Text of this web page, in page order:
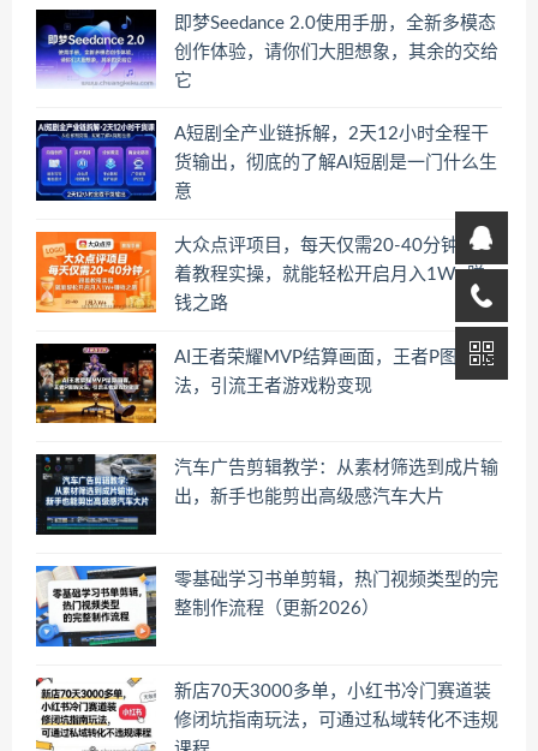
即梦Seedance 2.0使用手册，全新多模态
创作体验，请你们大胆想象，其余的交给
它
A短剧全产业链拆解，2天12小时全程干
货输出，彻底的了解AI短剧是一门什么生
意
大众点评项目，每天仅需20-40分钟，跟
着教程实操，就能轻松开启月入1W+賺
钱之路
AI王者荣耀MVP结算画面，王者P图新玩
法，引流王者游戏粉变现
汽车广告剪辑教学：从素材筛选到成片输
出，新手也能剪出高级感汽车大片
零基础学习书单剪辑，热门视频类型的完
整制作流程（更新2026）
新店70天3000多单，小红书冷门赛道装
修闭坑指南玩法，可通过私域转化不违规